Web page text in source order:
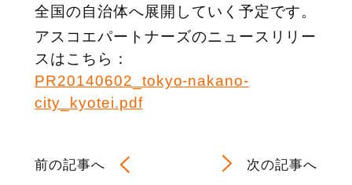
全国の自治体へ展開していく予定です。
アスコエパートナーズのニュースリリー
スはこちら：
PR20140602_tokyo-nakano-
city_kyotei.pdf
前の記事へ 次の記事へ